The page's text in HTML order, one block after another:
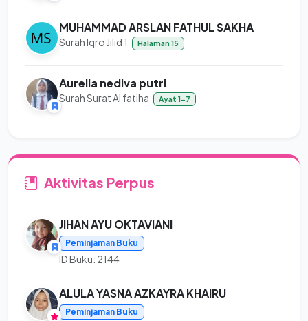
MUHAMMAD ARSLAN FATHUL SAKHA
Surah Iqro Jilid 1 Halaman 15
Aurelia nediva putri
Surah Surat Al fatiha Ayat 1-7
Aktivitas Perpus
JIHAN AYU OKTAVIANI
Peminjaman Buku
ID Buku: 2144
ALULA YASNA AZKAYRA KHAIRU
Peminjaman Buku